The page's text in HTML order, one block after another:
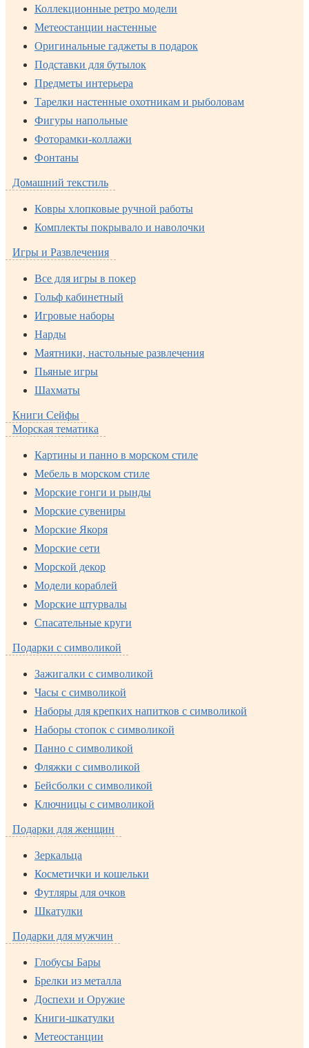
Коллекционные ретро модели
Метеостанции настенные
Оригинальные гаджеты в подарок
Подставки для бутылок
Предметы интерьера
Тарелки настенные охотникам и рыболовам
Фигуры напольные
Фоторамки-коллажи
Фонтаны
Домашний текстиль
Ковры хлопковые ручной работы
Комплекты покрывало и наволочки
Игры и Развлечения
Все для игры в покер
Гольф кабинетный
Игровые наборы
Нарды
Маятники, настольные развлечения
Пьяные игры
Шахматы
Книги Сейфы
Морская тематика
Картины и панно в морском стиле
Мебель в морском стиле
Морские гонги и рынды
Морские сувениры
Морские Якоря
Морские сети
Морской декор
Модели кораблей
Морские штурвалы
Спасательные круги
Подарки с символикой
Зажигалки с символикой
Часы с символикой
Наборы для крепких напитков с символикой
Наборы стопок с символикой
Панно с символикой
Фляжки с символикой
Бейсболки с символикой
Ключницы с символикой
Подарки для женщин
Зеркальца
Косметички и кошельки
Футляры для очков
Шкатулки
Подарки для мужчин
Глобусы Бары
Брелки из металла
Доспехи и Оружие
Книги-шкатулки
Метеостанции